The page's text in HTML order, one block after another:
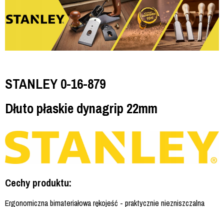
STANLEY 0-16-879
Dłuto płaskie dynagrip 22mm
Cechy produktu:
Ergonomiczna bimateriałowa rękojeść - praktycznie niezniszczalna